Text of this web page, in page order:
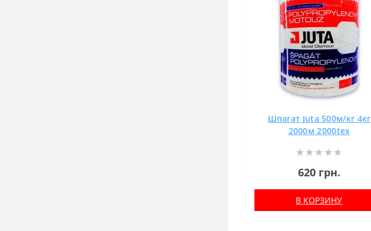
Шпагат Juta 500м/кг 4кг
2000м 2000tex
620 грн.
В КОРЗИНУ